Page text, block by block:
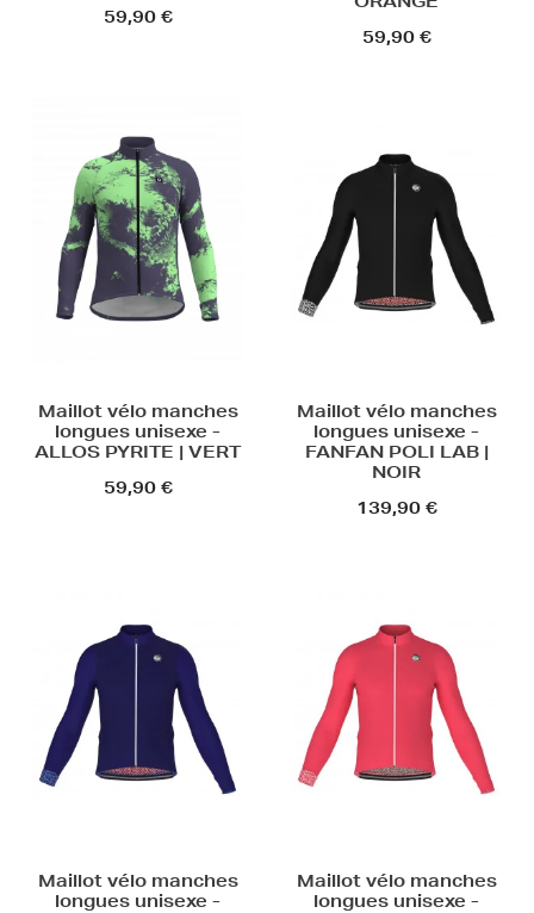
59,90 €
ORANGE
59,90 €
Maillot vélo manches
longues unisexe -
ALLOS PYRITE | VERT
59,90 €
Maillot vélo manches
longues unisexe -
FANFAN POLI LAB |
NOIR
139,90 €
Maillot vélo manches
longues unisexe -
Maillot vélo manches
longues unisexe -